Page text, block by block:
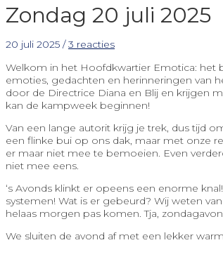
Zondag 20 juli 2025
20 juli 2025 /3 reacties
Welkom in het Hoofdkwartier Emotica: het
emoties, gedachten en herinneringen van
door de Directrice Diana en Blij en krijgen
kan de kampweek beginnen!
Van een lange autorit krijg je trek, dus tijd
een flinke bui op ons dak, maar met onze
er maar niet mee te bemoeien. Even
niet mee eens.
‘s Avonds klinkt er opeens een enorme
systemen! Wat is er gebeurd? Wij weten
helaas morgen pas komen. Tja,
We sluiten de avond af met een lekker